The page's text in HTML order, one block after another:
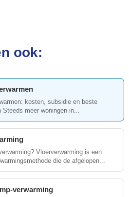
ook:
kosten, subsidie en beste
Steeds meer woningen in...
Vloerverwarming is een
die de afgelopen...
verwarming